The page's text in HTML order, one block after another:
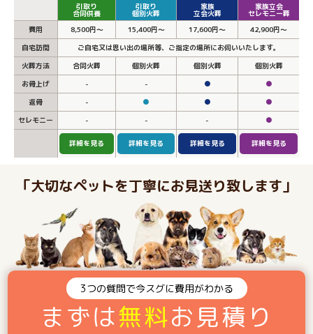
引取り
合同供養
引取り
個別火葬
家族
立会火葬
家族立会
セレモニー葬
費用
8,500円～ 15,400円～ 17,600円～
42,900円～
自宅訪問
ご自宅又は思い出の場所等、ご指定の場所にお伺いいたします。
火葬方法
合同火葬 個別火葬 個別火葬
個別火葬
お骨上げ
- - ●
●
返骨
- ● ●
●
セレモニー
- - - ●
詳細を見る 詳細を見る 詳細を見る 詳細を見る
「大切なペットを丁寧にお見送り致します」
3つの質問で今スグに費用がわかる
まずは無料お見積り